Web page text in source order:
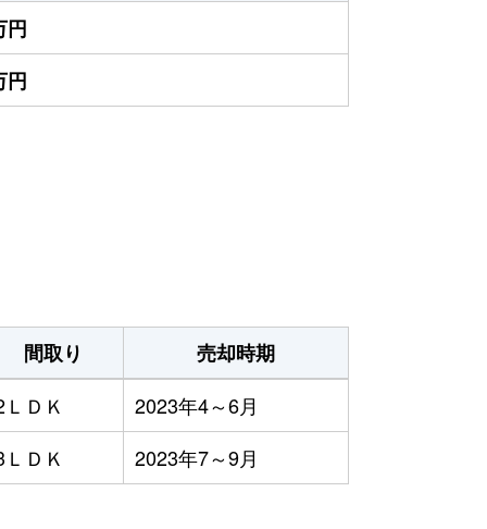
円
円
間取り
売却時期
ＤＫ
2023年4～6月
ＤＫ 2023年7～9月